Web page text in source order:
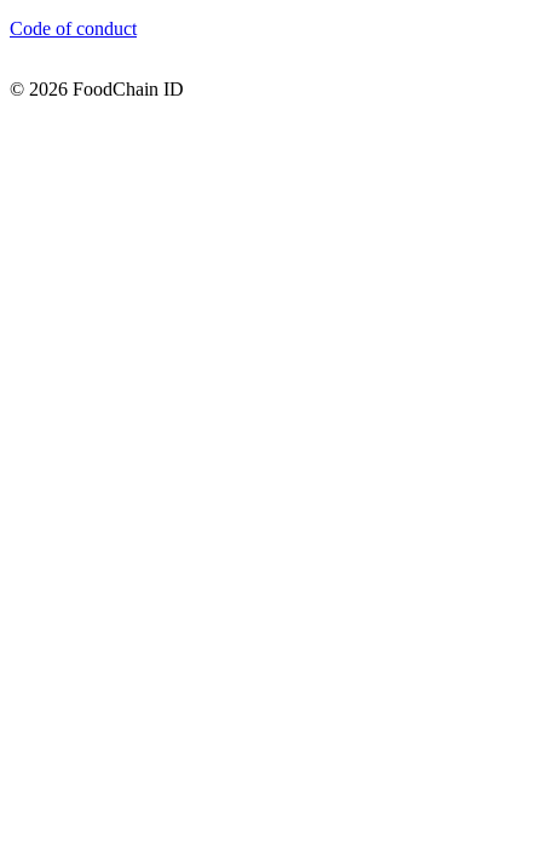
Code of conduct
© 2026 FoodChain ID